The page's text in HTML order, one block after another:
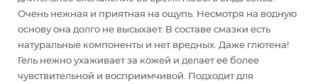
Очень нежная и приятная на ощупь. Несмотря на водную
основу она долго не высыхает. В составе смазки есть
натуральные компоненты и нет вредных. Даже глютена!
Гель нежно ухаживает за кожей и делает её более
чувствительной и восприимчивой. Подходит для